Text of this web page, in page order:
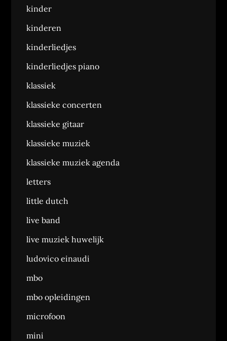
kinder
kinderen
kinderliedjes
kinderliedjes piano
klassiek
klassieke concerten
klassieke gitaar
klassieke muziek
klassieke muziek agenda
letters
little dutch
live band
live muziek huwelijk
ludovico einaudi
mbo
mbo opleidingen
microfoon
mini